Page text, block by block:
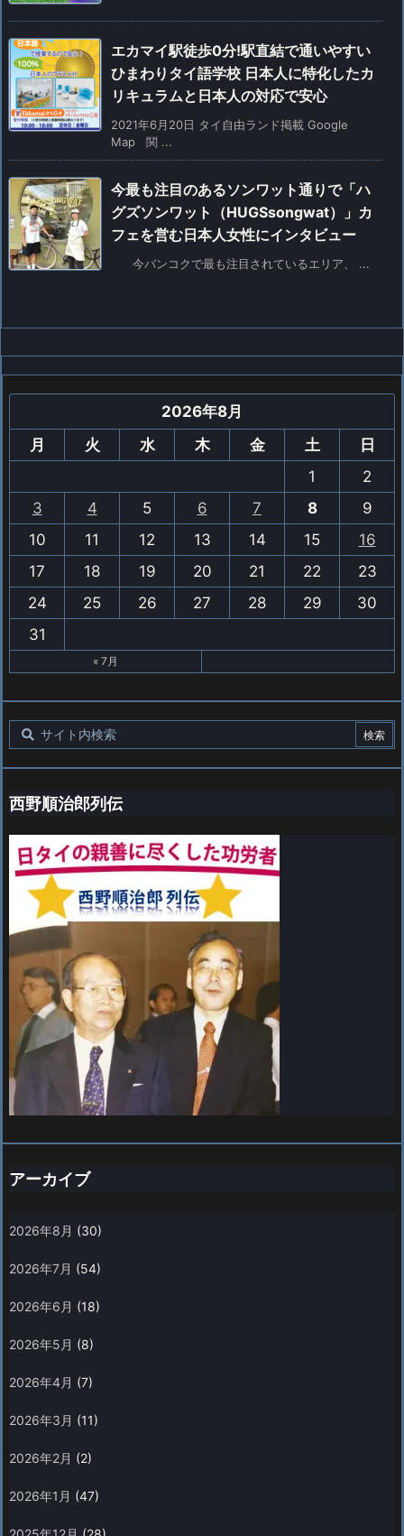
エカマイ駅徒歩0分!駅直結で通いやすい
ひまわりタイ語学校 日本人に特化したカ
リキュラムと日本人の対応で安心
2021年6月20日 タイ自由ランド掲載 Google
Map 関 ...
今最も注目のあるソンワット通りで「ハ
グズソンワット（HUGSsongwat）」カ
フェを営む日本人女性にインタビュー
今バンコクで最も注目されているエリア、 ...
2026年8月
月
火 水 木 金 土
日
1
2
3
4 5 6 7 8
9
10
11 12 13 14 15
16
17
18 19 20 21 22
23
24
25 26 27 28 29
30
31
« 7月
西野順治郎列伝
アーカイブ
2026年8月 (30)
2026年7月 (54)
2026年6月 (18)
2026年5月 (8)
2026年4月 (7)
2026年3月 (11)
2026年2月 (2)
2026年1月 (47)